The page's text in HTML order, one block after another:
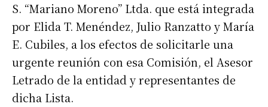
S. “Mariano Moreno” Ltda. que está integrada
por Elida T. Menéndez, Julio Ranzatto y María
E. Cubiles, a los efectos de solicitarle una
urgente reunión con esa Comisión, el Asesor
Letrado de la entidad y representantes de
dicha Lista.